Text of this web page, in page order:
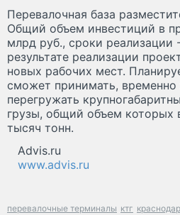
Перевалочная база
Общий объем инвестиций в
млрд руб., сроки реализации
результате реализации
новых рабочих мест.
сможет принимать, временно
перегружать
грузы, общий объем которых
тысяч тонн.
Advis.ru
www.advis.ru
перевалочные терминалы ктг